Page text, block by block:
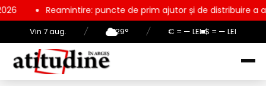
Vin 7 aug. / 29° / € = — LEI $ = — LEI
puncte de prim ajutor și de distribuire a apei potabile, în